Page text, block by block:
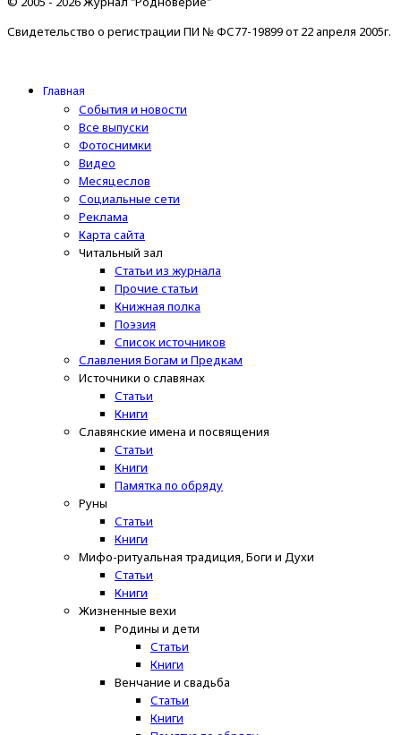
Свидетельство о регистрации ПИ № ФС77-19899 от 22 апреля 2005г.
Главная
События и новости
Все выпуски
Фотоснимки
Видео
Месяцеслов
Социальные сети
Реклама
Карта сайта
Читальный зал
Статьи из журнала
Прочие статьи
Книжная полка
Поэзия
Список источников
Славления Богам и Предкам
Источники о славянах
Статьи
Книги
Славянские имена и посвящения
Статьи
Книги
Памятка по обряду
Руны
Статьи
Книги
Мифо-ритуальная традиция, Боги и Духи
Статьи
Книги
Жизненные вехи
Родины и дети
Статьи
Книги
Венчание и свадьба
Статьи
Книги